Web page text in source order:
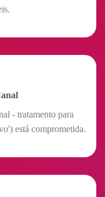
- tratamento para
está comprometida.